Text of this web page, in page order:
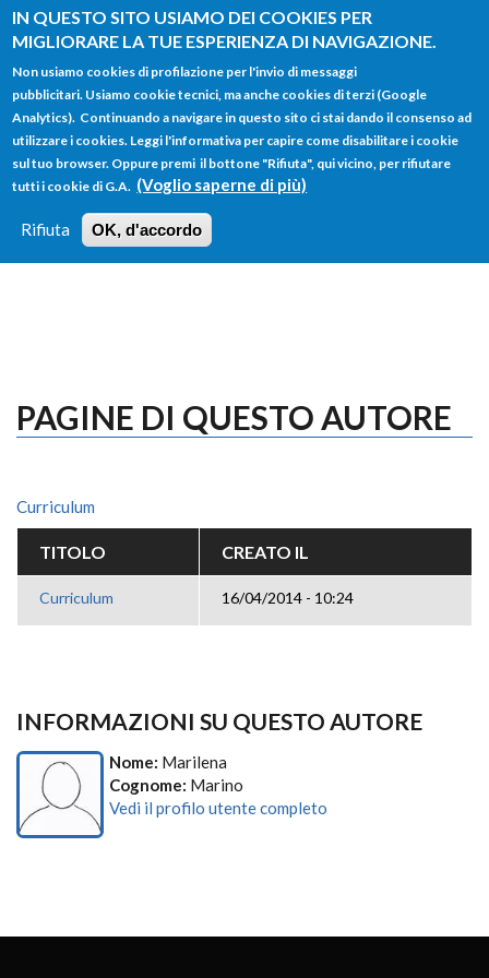
IN QUESTO SITO USIAMO DEI COOKIES PER
MIGLIORARE LA TUE ESPERIENZA DI NAVIGAZIONE.
Non usiamo cookies di profilazione per l'invio di messaggi
pubblicitari. Usiamo cookie tecnici, ma anche cookies di terzi (Google
Analytics). Continuando a navigare in questo sito ci stai dando il consenso ad
utilizzare i cookies. Leggi l'informativa per capire come disabilitare i cookie
sul tuo browser. Oppure premi il bottone "Rifiuta", qui vicino, per rifiutare
tutti i cookie di G.A. (Voglio saperne di più)
Rifiuta OK, d'accordo
Salta al contenuto principale
FORM
DI
RICERCA
Main menu
HOME TUTTI I PROFILI
LOGIN
PAGINE DI QUESTO AUTORE
Curriculum
TITOLO CREATO IL
Curriculum 16/04/2014 - 10:24
INFORMAZIONI SU QUESTO AUTORE
Nome: Marilena
Cognome: Marino
Vedi il profilo utente completo